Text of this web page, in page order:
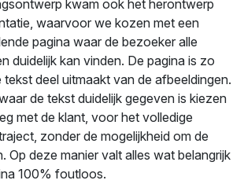
kwam ook het herontwerp
waarvoor we kozen met een
pagina waar de bezoeker alle
duidelijk kan vinden. De pagina is zo
deel uitmaakt van de afbeeldingen.
de tekst duidelijk gegeven is kiezen
met de klant, voor het volledige
zonder de mogelijkheid om de
Op deze manier valt alles wat belangrijk
100% foutloos.